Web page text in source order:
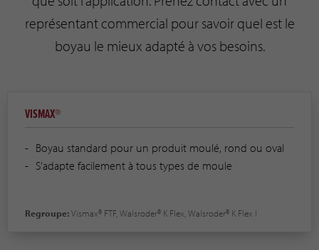
représentant commercial pour savoir quel est le
boyau le mieux adapté à vos besoins.
VISMAX®
Boyau standard pour un produit moulé, rond ou oval
S’adapte facilement à tous types de moule
Regroupe:Vismax® FTF, Walsroder® K Flex, Walsroder® K Flex I